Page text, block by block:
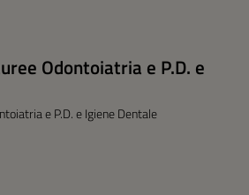
Odontoiatria e P.D. e
e P.D. e Igiene Dentale